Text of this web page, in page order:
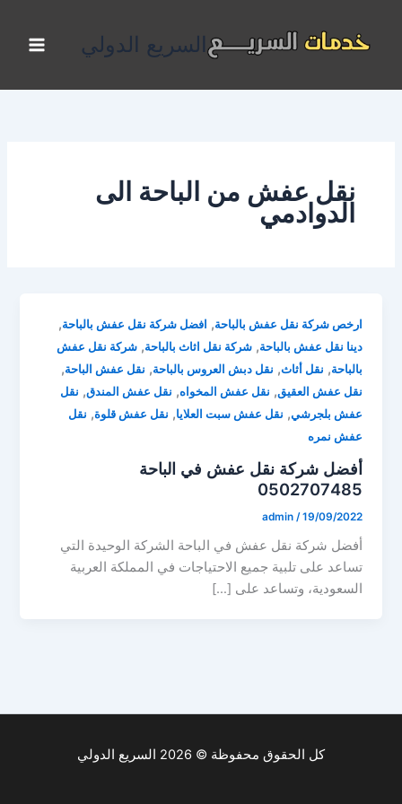
المحتوى
السريع الدولي
نقل عفش من الباحة الى
الدوادمي
ارخص شركة نقل عفش بالباحة, افضل شركة نقل عفش بالباحة,
دينا نقل عفش بالباحة,شركة نقل اثاث بالباحة,شركة نقل عفش
بالباحة, نقل أثاث, نقل دبش العروس بالباحة, نقل عفش الباحة,
نقل عفش العقيق, نقل عفش المخواه, نقل عفش المندق, نقل
عفش بلجرشي, نقل عفش سبت العلايا, نقل عفش قلوة, نقل
عفش نمره
أفضل شركة نقل عفش في الباحة
0502707485
admin /19/09/2022
أفضل شركة نقل عفش في الباحة الشركة الوحيدة التي
تساعد على تلبية جميع الاحتياجات في المملكة العربية
السعودية، وتساعد على […]
كل الحقوق محفوظة © 2026 السريع الدولي